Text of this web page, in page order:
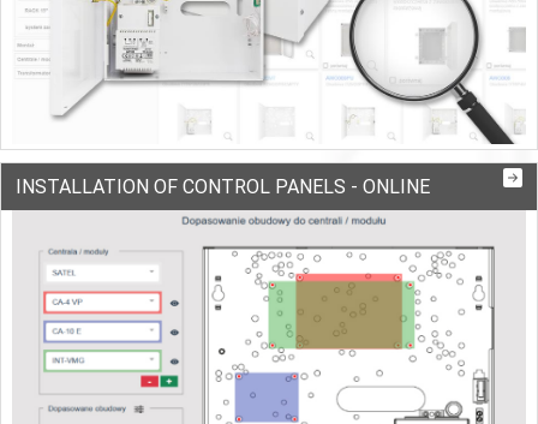
INSTALLATION OF CONTROL PANELS - ONLINE